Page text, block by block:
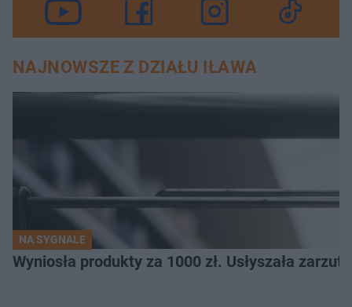
NAJNOWSZE Z DZIAŁU IŁAWA
NA SYGNALE
Wyniosła produkty za 1000 zł. Usłyszała zarzuty